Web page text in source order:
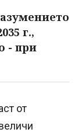
г.,
- при
от